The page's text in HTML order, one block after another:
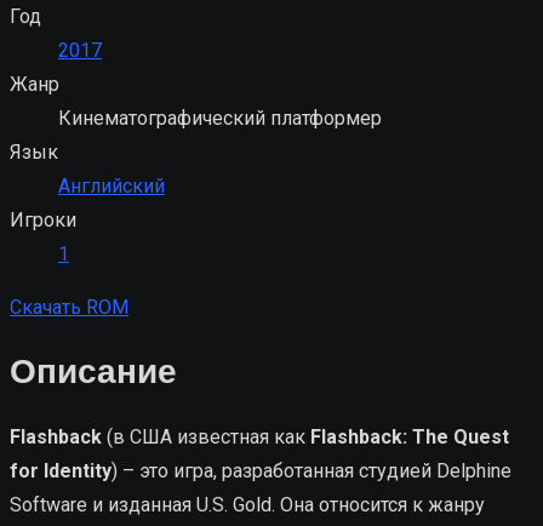
Год
2017
Жанр
Кинематографический платформер
Язык
Английский
Игроки
1
Скачать ROM
Описание
Flashback (в США известная как Flashback: The Quest
for Identity) – это игра, разработанная студией Delphine
Software и изданная U.S. Gold. Она относится к жанру